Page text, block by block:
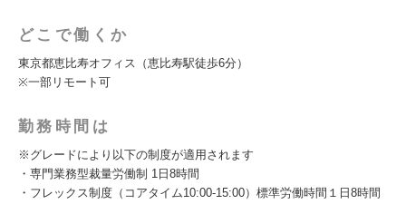
どこで働くか
東京都恵比寿オフィス（恵比寿駅徒歩6分）
※一部リモート可
勤務時間は
※グレードにより以下の制度が適用されます
・専門業務型裁量労働制 1日8時間
・フレックス制度（コアタイム10:00-15:00）標準労働時間１日8時間